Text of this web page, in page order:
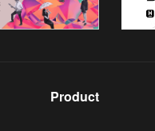
Product